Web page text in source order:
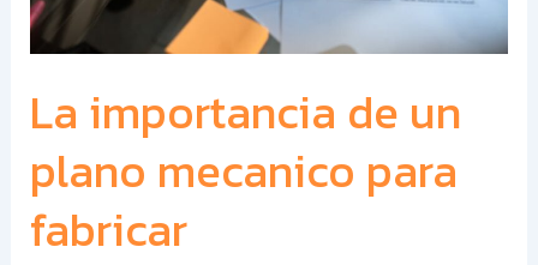
La importancia de un
plano mecanico para
fabricar